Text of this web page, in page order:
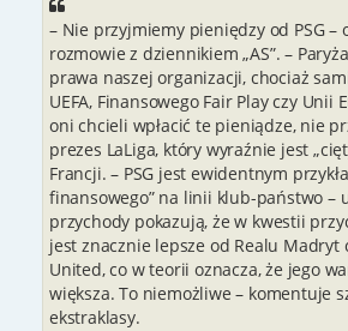
– Nie przyjmiemy pieniędzy od PSG –
rozmowie z dziennikiem „AS”. –
prawa naszej organizacji, chociaż
UEFA, Finansowego Fair Play czy Unii
oni chcieli wpłacić te pieniądze, nie
prezes LaLiga, który wyraźnie jest
Francji. – PSG jest ewidentnym
finansowego” na linii klub-państwo –
przychody pokazują, że w kwestii
jest znacznie lepsze od Realu Madryt
United, co w teorii oznacza, że jego
większa. To niemożliwe – komentuje
ekstraklasy.